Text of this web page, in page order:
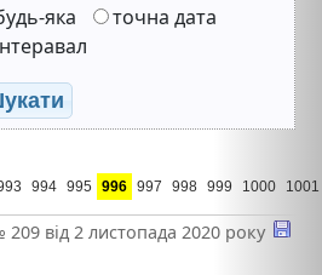
яка
точна дата
994 995 996 997 998 999 1000 1001
від 2 листопада 2020 року